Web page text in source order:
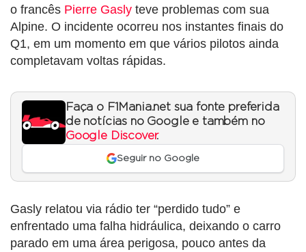
o francês Pierre Gasly teve problemas com sua
Alpine. O incidente ocorreu nos instantes finais do
Q1, em um momento em que vários pilotos ainda
completavam voltas rápidas.
Faça o F1Mania.net sua fonte preferida
de notícias no Google e também no
Google Discover.
Seguir no Google
Gasly relatou via rádio ter “perdido tudo” e
enfrentado uma falha hidráulica, deixando o carro
parado em uma área perigosa, pouco antes da